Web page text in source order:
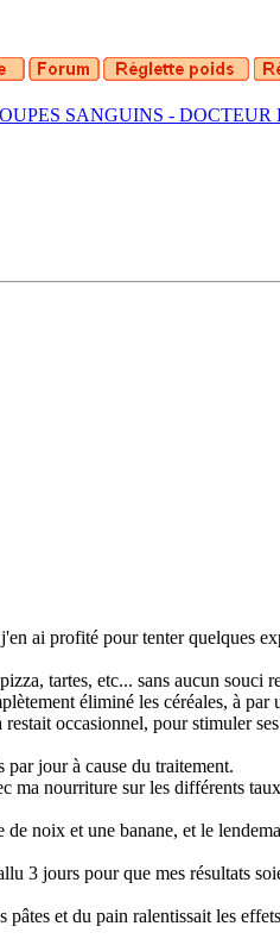
SANGUINS -
ai profité pour tenter quelques
tartes, etc... sans aucun souci
éliminé les céréales, à
occasionnel, pour stimuler
jour à cause du traitement.
nourriture sur les différents
noix et une banane, et le
3 jours pour que mes résultats
et du pain ralentissait les